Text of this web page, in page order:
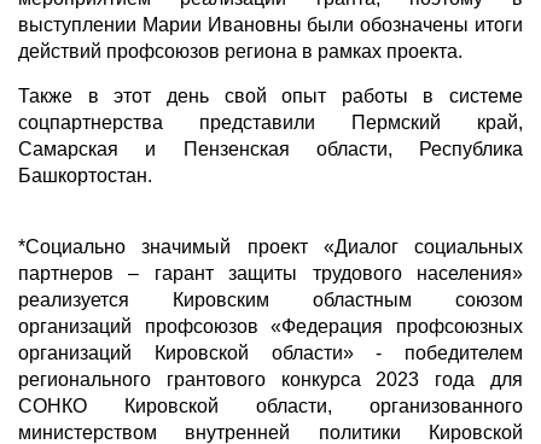
выступлении Марии Ивановны были обозначены итоги
действий профсоюзов региона в рамках проекта.
Также в этот день свой опыт работы в системе
соцпартнерства представили Пермский край,
Самарская и Пензенская области, Республика
Башкортостан.
*Социально значимый проект «Диалог социальных
партнеров – гарант защиты трудового населения»
реализуется Кировским областным союзом
организаций профсоюзов «Федерация профсоюзных
организаций Кировской области» - победителем
регионального грантового конкурса 2023 года для
СОНКО Кировской области, организованного
министерством внутренней политики Кировской